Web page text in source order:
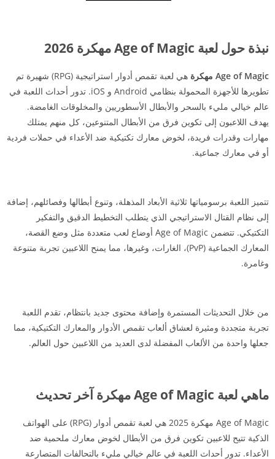
نبذة حول لعبة Age of Magic مهكرة 2026
Age of Magic مهكرة
هي لعبة تقمص أدوار استراتيجية (RPG) شهيرة تم
تطويرها للأجهزة المحمولة بنظامي Android و iOS. تدور أحداث اللعبة في
عالم خيالي مليء بالسحر والأبطال الأسطوريين والمخلوقات الغامضة.
يهدف اللاعبون إلى تكوين فرق من الأبطال المتنوعين، كل منهم يمتلك
مهارات وقدرات فريدة، لخوض معارك تكتيكية ضد الأعداء في حملات فردية
أو في معارك جماعية.
تتميز اللعبة برسومياتها ثلاثية الأبعاد المذهلة، وتنوع أبطالها وفصائلهم، إضافة
إلى نظام القتال الاستراتيجي الذي يتطلب التخطيط الدقيق والتفكير
التكتيكي. تتضمن Age of Magic أوضاع لعب متعددة مثل وضع القصة،
المعارك الجماعية (PvP)، الغارات، وغيرها، مما يمنح اللاعبين تجربة متنوعة
وغامرة.
من خلال التحديثات المستمرة وإضافة محتوى جديد بانتظام، تقدم اللعبة
تجربة متجددة ومثيرة لعشاق ألعاب تقمص الأدوار والمعارك التكتيكية، مما
جعلها واحدة من الألعاب المفضلة لدى العديد من اللاعبين حول العالم.
ماهي لعبة Age of Magic مهكرة آخر تحديث
Age of Magic مهكرة 2025 هي لعبة تقمص أدوار (RPG) على الهواتف
الذكية تتيح للاعبين تكوين فرق من الأبطال لخوض معارك ملحمية ضد
الأعداء. تدور أحداث اللعبة في عالم خيالي مليء بالتحالفات المتصارعة